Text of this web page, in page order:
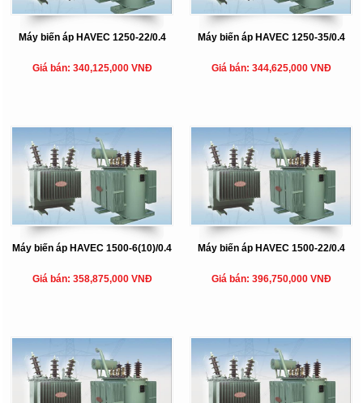
Máy biến áp HAVEC 1250-22/0.4
Giá bán: 340,125,000 VNĐ
Máy biến áp HAVEC 1250-35/0.4
Giá bán: 344,625,000 VNĐ
Máy biến áp HAVEC 1500-6(10)/0.4
Giá bán: 358,875,000 VNĐ
Máy biến áp HAVEC 1500-22/0.4
Giá bán: 396,750,000 VNĐ